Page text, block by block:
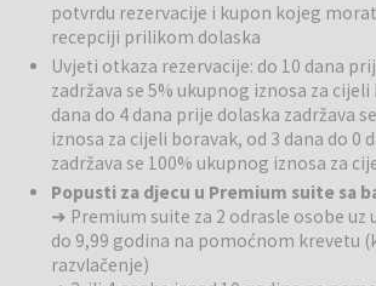
besprijekornih usluga, hotel je idealno
otoka, ali i savršeno mjesto za cjeloviti odmor
vas da doživite Jadran, onako kako ste ga uvijek
harmoniji luksuza i prirode.
Bazeni i plaže: Tri vanjska bazena nude
generacije, a prostrana terasa za sunčanje s
suncobranima stvara idealan prostor za
hotela nalazi se znamenita plaža Ratak s
popularna među obiteljima s djecom. Za ležerno
opuštenoj atmosferi, u baru uz bazen poslužit
potvrdu rezervacije i kupon kojeg
recepciji prilikom dolaska
Uvjeti otkaza rezervacije: do 10 dana
zadržava se 5% ukupnog iznosa za cijeli
dana do 4 dana prije dolaska zadržava
iznosa za cijeli boravak, od 3 dana do 0
zadržava se 100% ukupnog iznosa za
Popusti za djecu u Premium suite sa
➜ Premium suite za 2 odrasle osobe uz
do 9,99 godina na pomoćnom krevetu
razvlačenje)